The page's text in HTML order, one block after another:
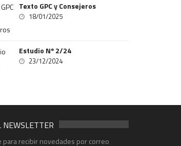
Texto GPC y Consejeros
18/01/2025
Estudio Nº 2/24
23/12/2024
NEWSLETTER
para recibir novedades por correo